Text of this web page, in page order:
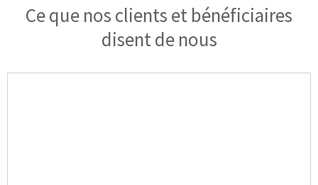
Ce que nos clients et bénéficiaires
disent de nous